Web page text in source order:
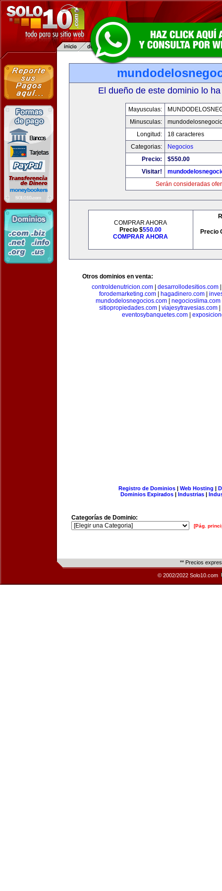
El dueño de este dominio lo
Mayusculas:
Minusculas:
Longitud:
18 caracteres
Categorias:
Negocios
Precio:
$550.00
Visitar!
Serán consideradas
COMPRAR AHORA
Precio $550.00
COMPRAR AHORA
Precio
Otros dominios en venta:
controldenutricion.com
desarrollodesitios.com
forodemarketing.com| hagadinero.com|
mundodelosnegocios.com| negocioslima.com
sitiopropiedades.com| viajesytravesias.com|
eventosybanquetes.com
Registro de Dominios| Web Hosting |
Dominios Expirados | Industrias |
Categorías de Dominio:
[Pág.
** Precios
© 2002/2022 Solo10.com